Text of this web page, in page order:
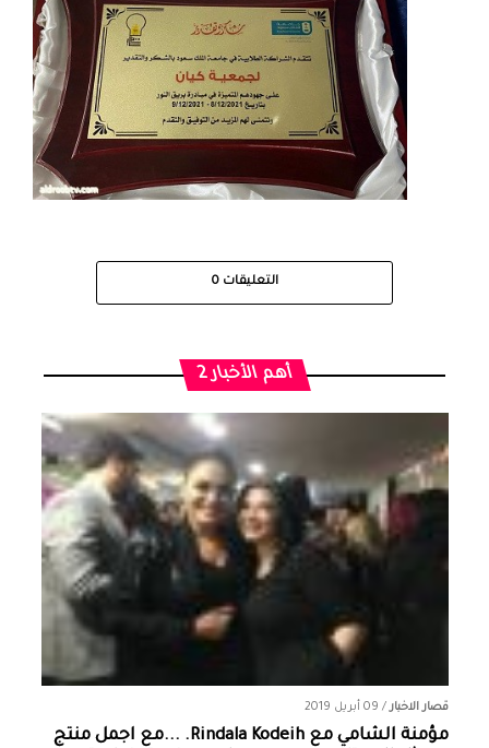
التعليقات 0
أهم الأخبار 2
قصار الاخبار/ 09 أبريل 2019
مؤمنة الشامي‏ مع ‏‎Rindala Kodeih‎‏. ...مع اجمل منتج